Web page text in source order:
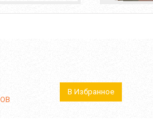
В Избранное